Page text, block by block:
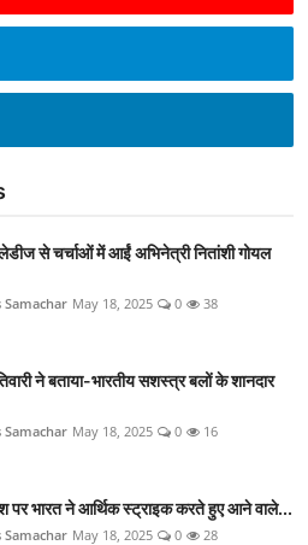
से चर्चाओं में आईं अभिनेत्री नितांशी गोयल
Samachar May 18, 2025 0 38
ने बताया-भारतीय सशस्त्र बलों के शानदार
Samachar May 18, 2025 0 16
पर भारत ने आर्थिक स्ट्राइक करते हुए आने वाले...
Samachar May 18, 2025 0 28